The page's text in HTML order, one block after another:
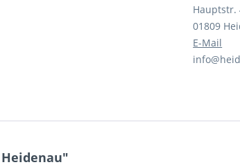
Hauptstr.
01809
E-Mail